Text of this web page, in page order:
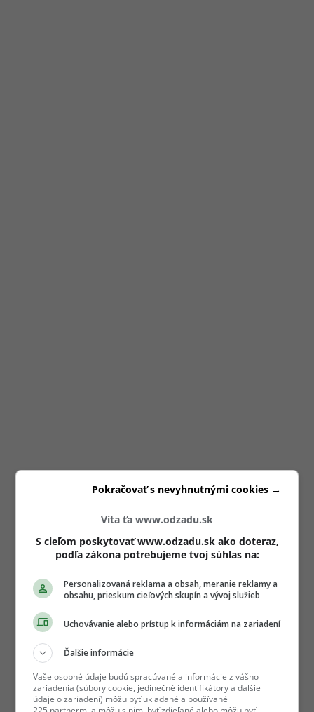
Víta ťa www.odzadu.sk
S cieľom poskytovať www.odzadu.sk ako doteraz,
podľa zákona potrebujeme tvoj súhlas na:
Personalizovaná reklama a obsah, meranie reklamy a
obsahu, prieskum cieľových skupín a vývoj služieb
Uchovávanie alebo prístup k informáciám na zariadení
Ďalšie informácie
Vaše osobné údaje budú spracúvané a informácie z vášho
zariadenia (súbory cookie, jedinečné identifikátory a ďalšie
údaje o zariadení) môžu byť ukladané a používané
Pokračovať s nevyhnutnými cookies →